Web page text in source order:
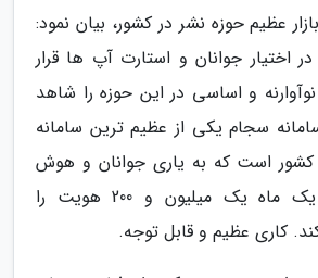
عظیم حوزه نشر در کشور، بیان نمود:
در اختیار جوانان و استارت آپ ها قرار
و اساسی در این حوزه را شاهد
سجام یکی از عظیم ترین سامانه
است که به یاری جوانان و هوش
مصنوعی در طی یک ماه یک میلیون و 200 هویت را
کاری عظیم و قابل توجه.